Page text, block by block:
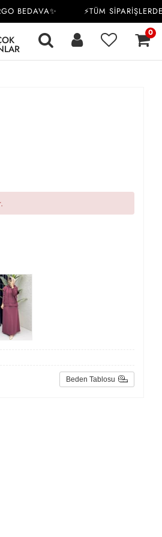
BEDAVA✨ ⚡TÜM SİPARİŞLERDE
0
Beden Tablosu